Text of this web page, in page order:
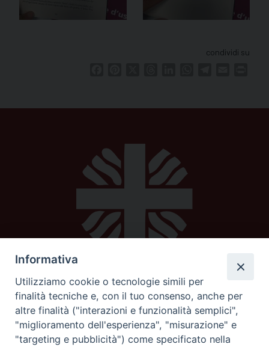
condividi su
Caritas diocesana
Piazza Strambi 4
62100 Macerata
telefono 0733232795
Informativa
Utilizziamo cookie o tecnologie simili per
finalità tecniche e, con il tuo consenso, anche per
altre finalità ("interazioni e funzionalità semplici",
"miglioramento dell'esperienza", "misurazione" e
"targeting e pubblicità") come specificato nella